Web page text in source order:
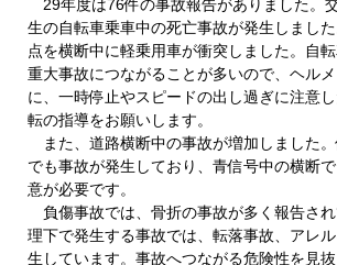
29年度は76件の事故報告がありました。
生の自転車乗車中の死亡事故が発生しまし
点を横断中に軽乗用車が衝突しました。自
重大事故につながることが多いので、ヘル
に、一時停止やスピードの出し過ぎに注意
転の指導をお願いします。
また、道路横断中の事故が増加しました
でも事故が発生しており、青信号中の横断
意が必要です。
負傷事故では、骨折の事故が多く報告さ
理下で発生する事故では、転落事故、アレ
生しています。事故へつながる危険性を見